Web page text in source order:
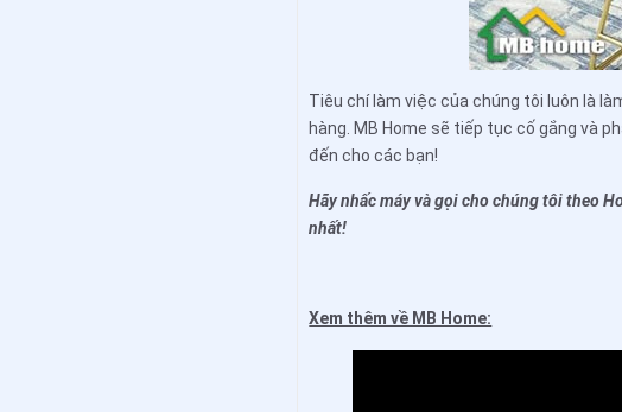
Tiêu chí làm việc của chúng tôi luôn là
hàng. MB Home sẽ tiếp tục cố gắng và
đến cho các bạn!
Hãy nhấc máy và gọi cho chúng tôi theo
nhất!
Xem thêm về MB Home: